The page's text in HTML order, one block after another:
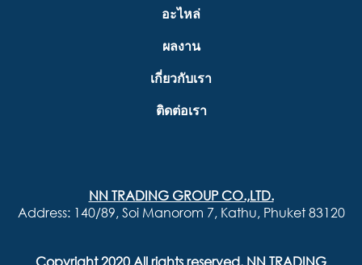
อะไหล่
ผลงาน
เกี่ยวกับเรา
ติดต่อเรา
NN TRADING GROUP CO.,LTD.
Address: 140/89, Soi Manorom 7, Kathu, Phuket 83120
Copyright 2020 All rights reserved. NN TRADING